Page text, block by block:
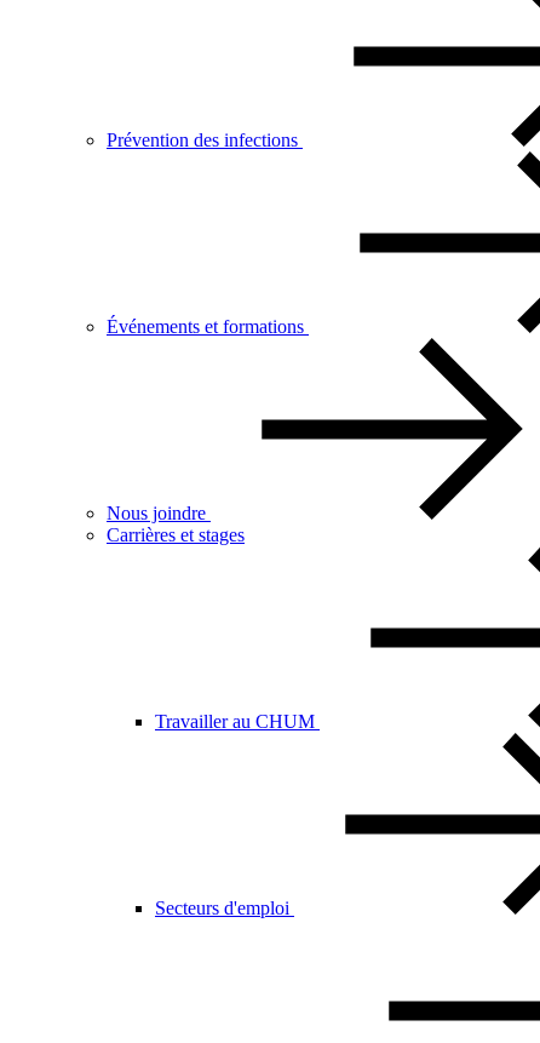
Prévention des infections
Événements et formations
Nous joindre
Carrières et stages
Travailler au CHUM
Secteurs d'emploi